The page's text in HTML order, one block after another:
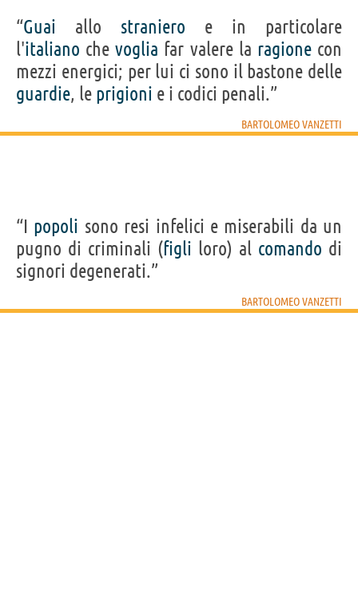
“Guai allo straniero e in particolare
l'italiano chevoglia far valere la ragionecon
mezzi energici; per lui ci sono il bastone delle
guardie, le prigioni e i codici penali.”
BARTOLOMEO VANZETTI
“I popoli sono resi infelici e miserabili da un
pugno di criminali (figli loro) al comando di
signori degenerati.”
BARTOLOMEO VANZETTI